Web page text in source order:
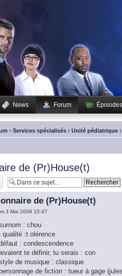
News Forum Épisodes
‹ Services spécialisés ‹ Unité pédiatrique
de (Pr)House(t)
de (Pr)House(t)
3 Mai 2009 15:47
: chou
:t olérence
: condescendence
te définir, tu serais : con
de musique : classique
de fiction : tueur à gage